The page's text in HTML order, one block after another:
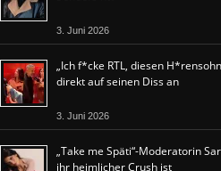
3. Juni 2026
„Ich f*cke RTL, diesen
direkt auf seinen Diss an
3. Juni 2026
„Take me Späti“-Moderatorin
ihr heimlicher Crush ist